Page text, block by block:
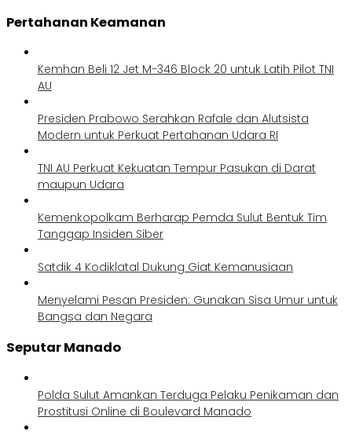
Pertahanan Keamanan
Kemhan Beli 12 Jet M-346 Block 20 untuk Latih Pilot TNI
AU
Presiden Prabowo Serahkan Rafale dan Alutsista
Modern untuk Perkuat Pertahanan Udara RI
TNI AU Perkuat Kekuatan Tempur Pasukan di Darat
maupun Udara
Kemenkopolkam Berharap Pemda Sulut Bentuk Tim
Tanggap Insiden Siber
Satdik 4 Kodiklatal Dukung Giat Kemanusiaan
Menyelami Pesan Presiden: Gunakan Sisa Umur untuk
Bangsa dan Negara
Seputar Manado
Polda Sulut Amankan Terduga Pelaku Penikaman dan
Prostitusi Online di Boulevard Manado